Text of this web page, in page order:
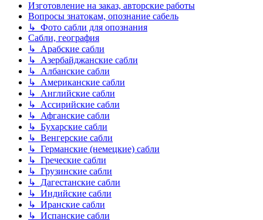
Изготовление на заказ, авторские работы
Вопросы знатокам, опознание сабель
↳ Фото сабли для опознания
Сабли, география
↳ Арабские сабли
↳ Азербайджанские сабли
↳ Албанские сабли
↳ Американские сабли
↳ Английские сабли
↳ Ассирийские сабли
↳ Афганские сабли
↳ Бухарские сабли
↳ Венгерские сабли
↳ Германские (немецкие) сабли
↳ Греческие сабли
↳ Грузинские сабли
↳ Дагестанские сабли
↳ Индийские сабли
↳ Иранские сабли
↳ Испанские сабли